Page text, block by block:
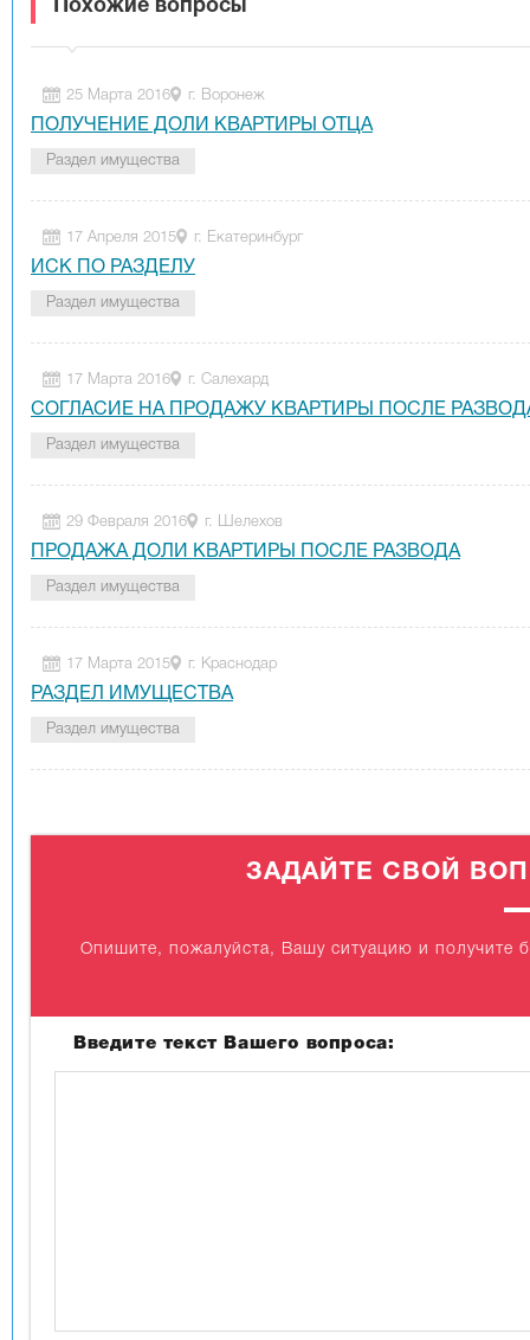
Похожие вопросы
25 Марта 2016 г. Воронеж
ПОЛУЧЕНИЕ ДОЛИ КВАРТИРЫ ОТЦА
Раздел имущества
17 Апреля 2015 г. Екатеринбург
ИСК ПО РАЗДЕЛУ
Раздел имущества
17 Марта 2016 г. Салехард
СОГЛАСИЕ НА ПРОДАЖУ КВАРТИРЫ ПОСЛЕ
Раздел имущества
29 Февраля 2016 г. Шелехов
ПРОДАЖА ДОЛИ КВАРТИРЫ ПОСЛЕ РАЗВОДА
Раздел имущества
17 Марта 2015 г. Краснодар
РАЗДЕЛ ИМУЩЕСТВА
Раздел имущества
ЗАДАЙТЕ СВОЙ
Опишите, пожалуйста, Вашу ситуацию и получите
Введите текст Вашего вопроса: